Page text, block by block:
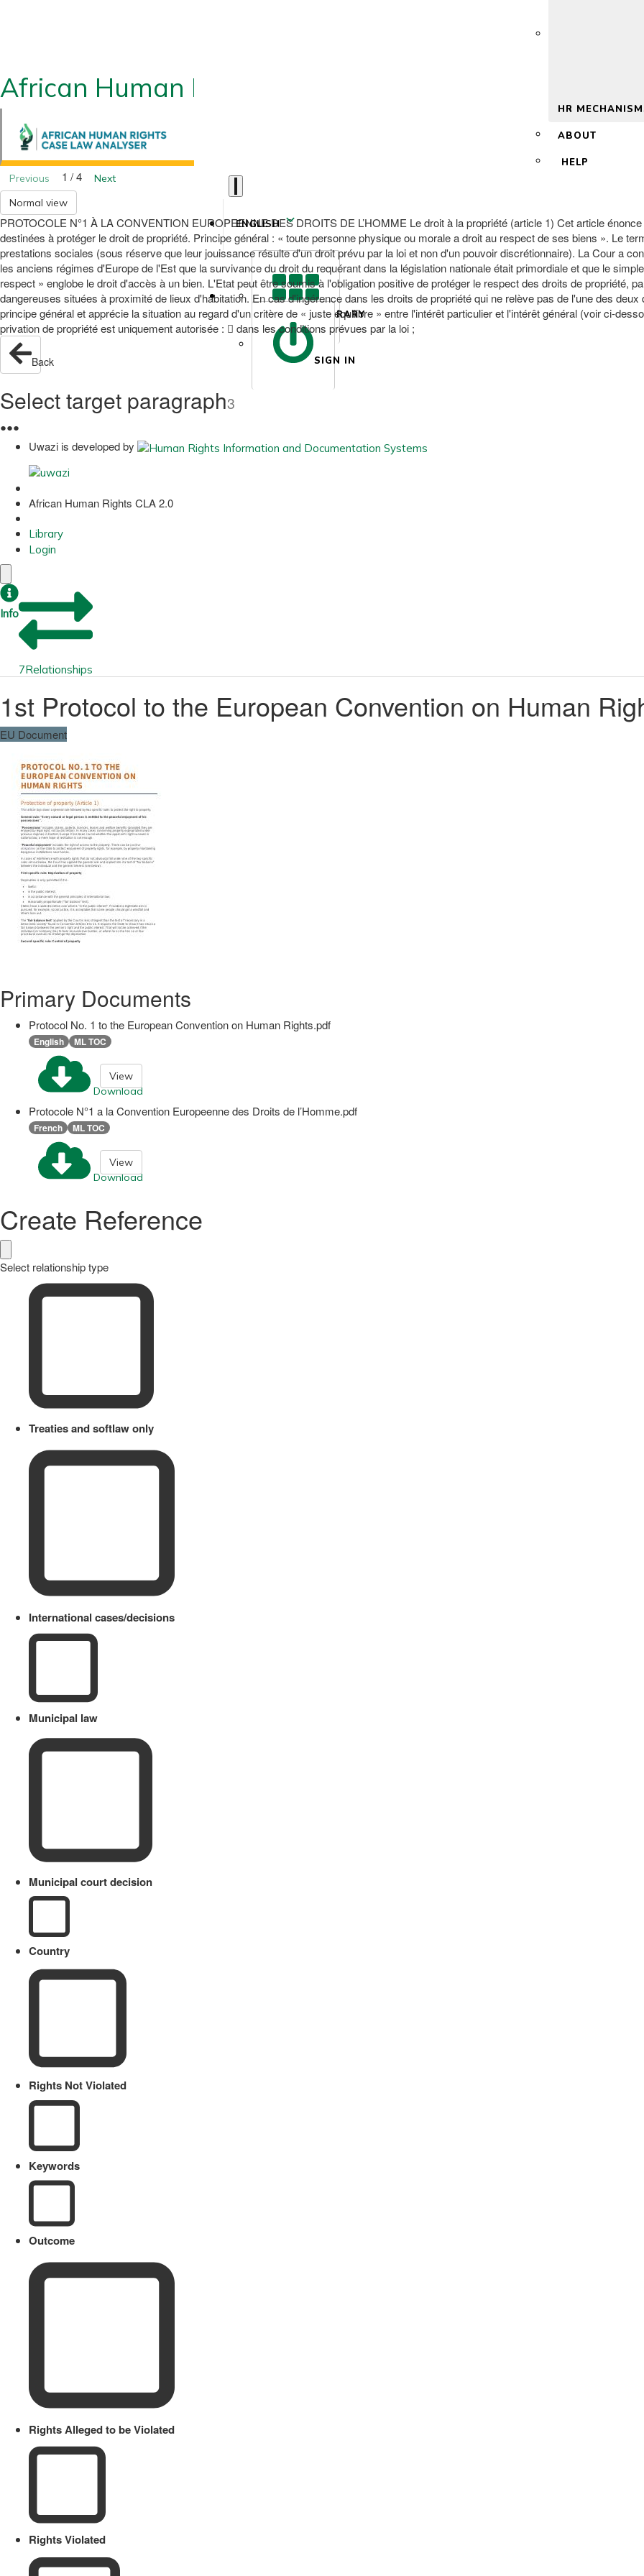
African Human Rights CLA 2.0
HR
ABOUT
HELP
ENGLISH
LIBRARY
SIGN IN
Previous 1 / 4
Next
Normal view
PROTOCOLE N°1 À LA CONVENTION EUROPEENNE DES DROITS DE L’HOMME Le droit à la propriété (article 1) Cet article
destinées à protéger le droit de propriété. Principe général : « toute personne physique ou morale a droit au respect de ses biens ». Le
prestations sociales (sous réserve que leur jouissance résulte d'un droit prévu par la loi et non d'un pouvoir discrétionnaire). La Cour a
les anciens régimes d'Europe de l'Est que la survivance du droit du requérant dans la législation nationale était primordiale et que le
respect » englobe le droit d'accès à un bien. L'Etat peut être soumis à l'obligation positive de protéger le respect des droits de propriété,
dangereuses situées à proximité de lieux d'habitation. En cas d'ingérence dans les droits de propriété qui ne relève pas de l'une des
principe général et apprécie la situation au regard d'un critère de « juste équilibre » entre l'intérêt particulier et l'intérêt général (voir ci-
privation de propriété est uniquement autorisée :  dans les conditions prévues par la loi ;
Back
Select target paragraph3
●●●
Uwazi is developed by
African Human Rights CLA 2.0
Library
Login
Info
7Relationships
1st Protocol to the European Convention on Human
EU Document
Primary Documents
Protocol No. 1 to the European Convention on Human Rights.pdf
English ML TOC
Download
View
Protocole N°1 a la Convention Europeenne des Droits de l’Homme.pdf
French ML TOC
Download
View
Create Reference
Select relationship type
Treaties and softlaw only
International cases/decisions
Municipal law
Municipal court decision
Country
Rights Not Violated
Keywords
Outcome
Rights Alleged to be Violated
Rights Violated